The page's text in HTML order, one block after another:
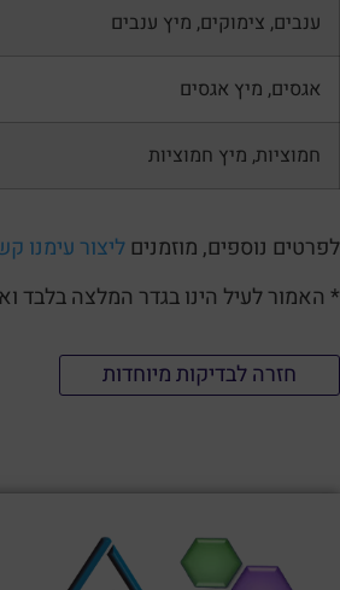
ענבים, צימוקים, מיץ ענבים
אגסים, מיץ אגסים
חמוציות, מיץ חמוציות
לפרטים נוספים, מוזמניםליצור עימנו
* האמור לעיל הינו בגדר המלצה בלבד
חזרה לבדיקות מיוחדות